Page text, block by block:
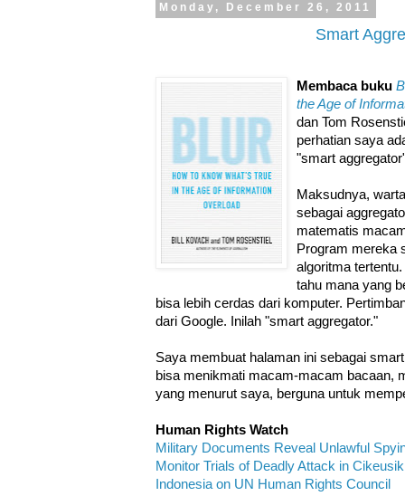
Monday, December 26, 2011
Smart
Membaca buku
the Age of
dan Tom
perhatian saya
"smart
Maksudnya,
sebagai
matematis
Program mereka
algoritma
tahu mana yang
bisa lebih cerdas dari komputer.
dari Google. Inilah "smart aggregator."
Saya membuat halaman ini sebagai
bisa menikmati macam-macam bacaan,
yang menurut saya, berguna untuk
Human Rights Watch
Military Documents Reveal Unlawful
Monitor Trials of Deadly Attack in Cikeusik
Indonesia on UN Human Rights Council